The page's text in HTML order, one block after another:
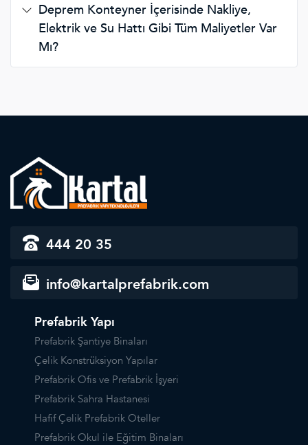
Deprem Konteyner İçerisinde Nakliye,
Elektrik ve Su Hattı Gibi Tüm Maliyetler Var
Mı?
444 20 35
info@kartalprefabrik.com
Prefabrik Yapı
Prefabrik Şantiye Binaları
Çelik Konstrüksiyon Yapılar
Prefabrik Ofis ve Prefabrik İşyeri
Prefabrik Sahra Hastanesi
Hafif Çelik Prefabrik Oteller
Prefabrik Okul ile Eğitim Binaları